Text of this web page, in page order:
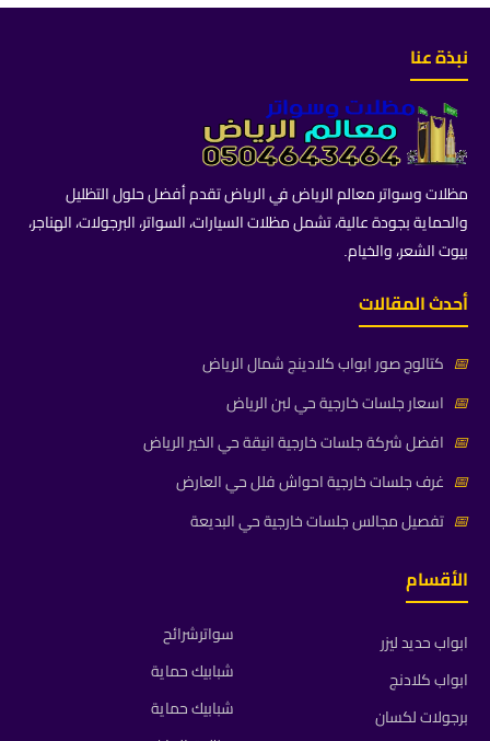
نبذة عنا
مظلات وسواتر معالم الرياض في الرياض تقدم أفضل حلول التظليل
والحماية بجودة عالية، تشمل مظلات السيارات، السواتر، البرجولات، الهناجر،
بيوت الشعر، والخيام.
أحدث المقالات
📅 كتالوج صور ابواب كلادينج شمال الرياض
📅 اسعار جلسات خارجية حي لبن الرياض
📅 افضل شركة جلسات خارجية انيقة حي الخير الرياض
📅 غرف جلسات خارجية احواش فلل حي العارض
📅 تفصيل مجالس جلسات خارجية حي البديعة
الأقسام
ابواب حديد ليزر
ابواب كلادنج
برجولات لكسان
سواترشرائح
شبابيك حماية
شبابيك حماية